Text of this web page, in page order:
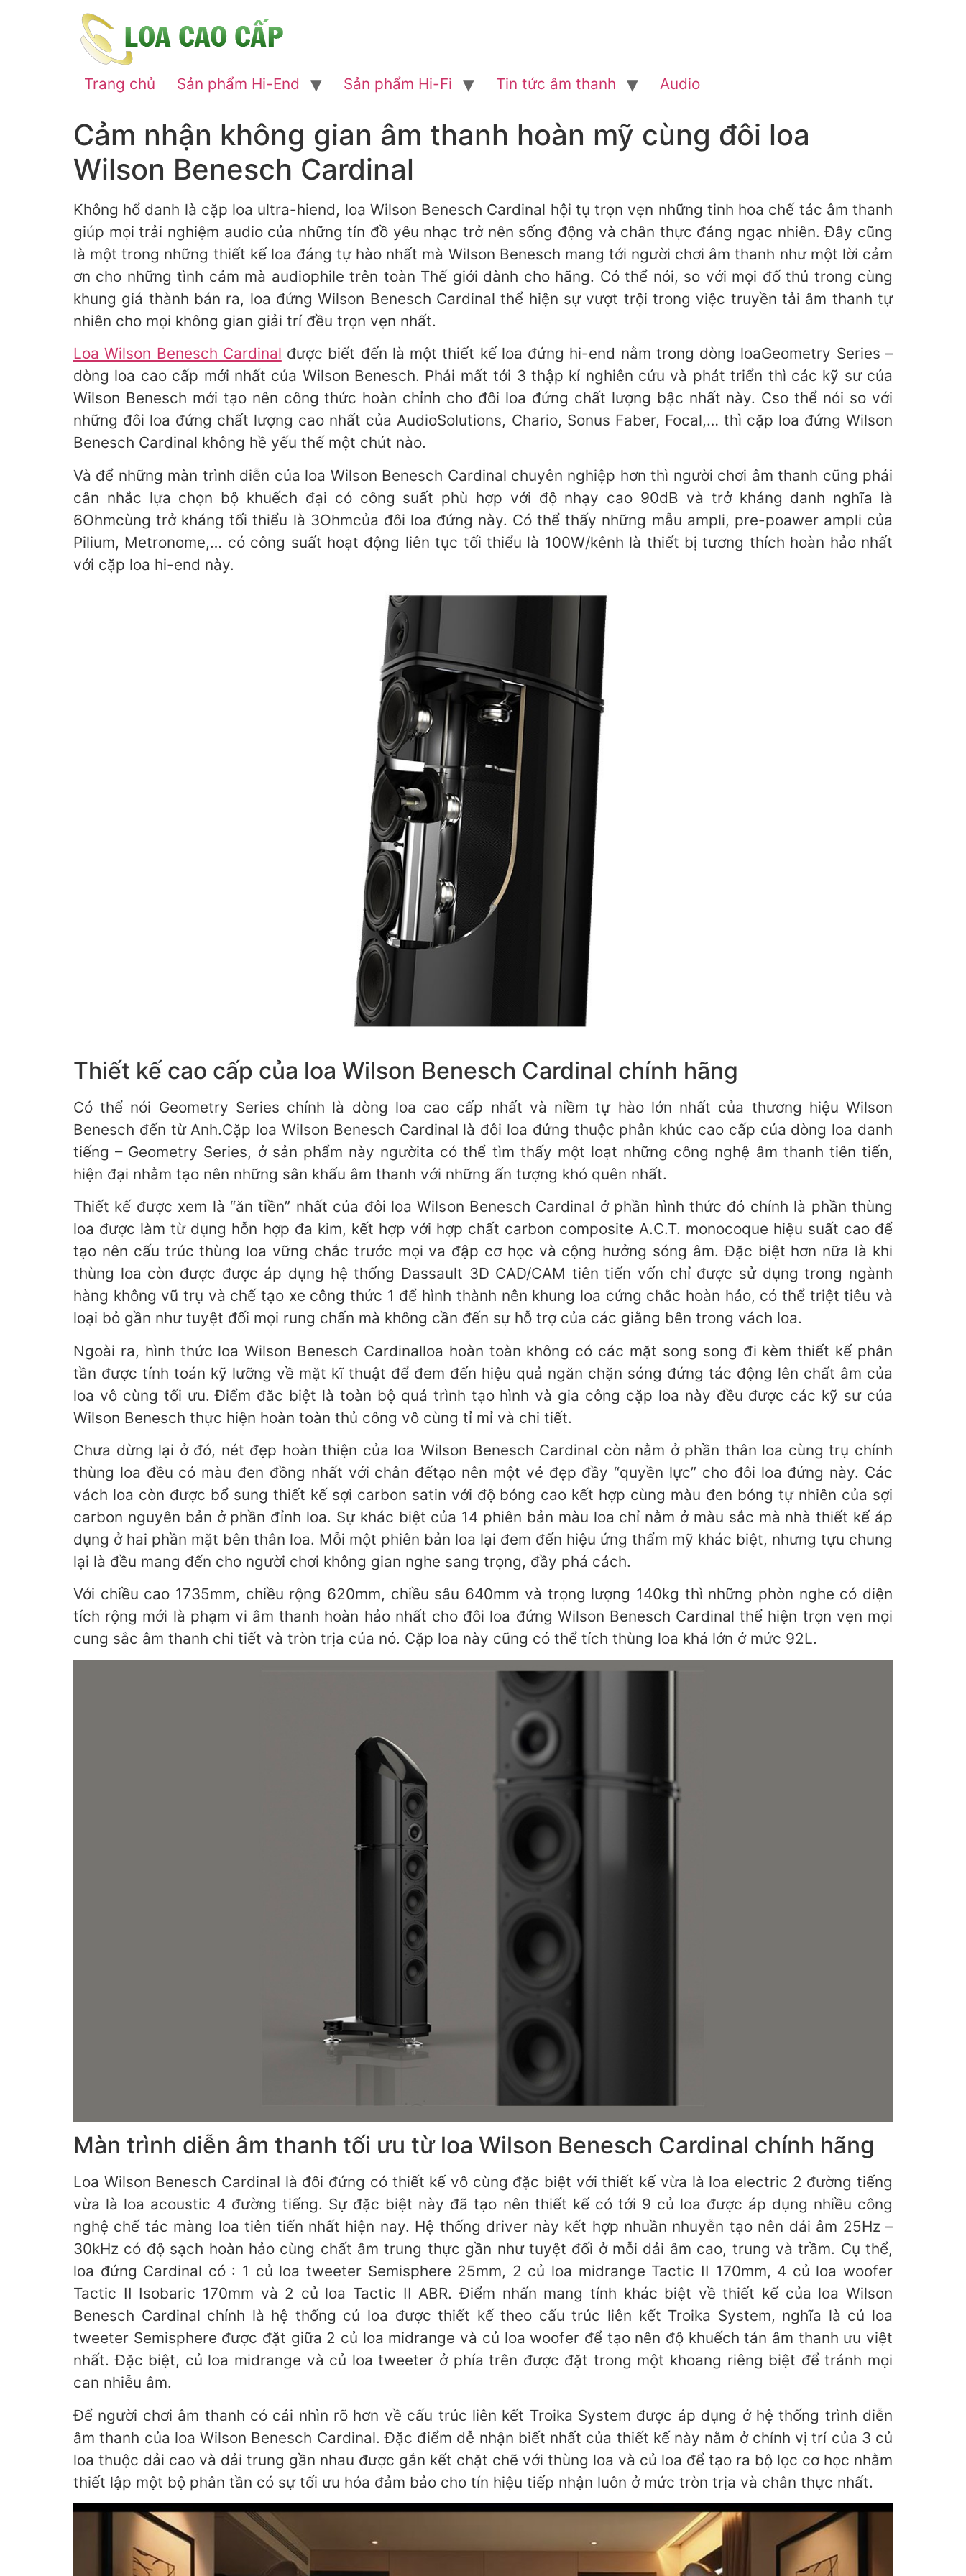
Trang chủ Sản phẩm Hi-End Sản phẩm Hi-Fi Tin tức âm thanh Audio
Cảm nhận không gian âm thanh hoàn mỹ cùng đôi loa
Wilson Benesch Cardinal
Không hổ danh là cặp loa ultra-hiend, loa Wilson Benesch Cardinal hội tụ trọn vẹn những tinh hoa chế tác âm thanh
giúp mọi trải nghiệm audio của những tín đồ yêu nhạc trở nên sống động và chân thực đáng ngạc nhiên. Đây cũng
là một trong những thiết kế loa đáng tự hào nhất mà Wilson Benesch mang tới người chơi âm thanh như một lời cảm
ơn cho những tình cảm mà audiophile trên toàn Thế giới dành cho hãng. Có thể nói, so với mọi đố thủ trong cùng
khung giá thành bán ra, loa đứng Wilson Benesch Cardinal thể hiện sự vượt trội trong việc truyền tải âm thanh tự
nhiên cho mọi không gian giải trí đều trọn vẹn nhất.
Loa Wilson Benesch Cardinal được biết đến là một thiết kế loa đứng hi-end nằm trong dòng loaGeometry Series –
dòng loa cao cấp mới nhất của Wilson Benesch. Phải mất tới 3 thập kỉ nghiên cứu và phát triển thì các kỹ sư của
Wilson Benesch mới tạo nên công thức hoàn chỉnh cho đôi loa đứng chất lượng bậc nhất này. Cso thể nói so với
những đôi loa đứng chất lượng cao nhất của AudioSolutions, Chario, Sonus Faber, Focal,… thì cặp loa đứng Wilson
Benesch Cardinal không hề yếu thế một chút nào.
Và để những màn trình diễn của loa Wilson Benesch Cardinal chuyên nghiệp hơn thì người chơi âm thanh cũng phải
cân nhắc lựa chọn bộ khuếch đại có công suất phù hợp với độ nhạy cao 90dB và trở kháng danh nghĩa là
6Ohmcùng trở kháng tối thiểu là 3Ohmcủa đôi loa đứng này. Có thể thấy những mẫu ampli, pre-poawer ampli của
Pilium, Metronome,… có công suất hoạt động liên tục tối thiểu là 100W/kênh là thiết bị tương thích hoàn hảo nhất
với cặp loa hi-end này.
Thiết kế cao cấp của loa Wilson Benesch Cardinal chính hãng
Có thể nói Geometry Series chính là dòng loa cao cấp nhất và niềm tự hào lớn nhất của thương hiệu Wilson
Benesch đến từ Anh.Cặp loa Wilson Benesch Cardinal là đôi loa đứng thuộc phân khúc cao cấp của dòng loa danh
tiếng – Geometry Series, ở sản phẩm này ngườita có thể tìm thấy một loạt những công nghệ âm thanh tiên tiến,
hiện đại nhằm tạo nên những sân khấu âm thanh với những ấn tượng khó quên nhất.
Thiết kế được xem là “ăn tiền” nhất của đôi loa Wilson Benesch Cardinal ở phần hình thức đó chính là phần thùng
loa được làm từ dụng hỗn hợp đa kim, kết hợp với hợp chất carbon composite A.C.T. monocoque hiệu suất cao để
tạo nên cấu trúc thùng loa vững chắc trước mọi va đập cơ học và cộng hưởng sóng âm. Đặc biệt hơn nữa là khi
thùng loa còn được được áp dụng hệ thống Dassault 3D CAD/CAM tiên tiến vốn chỉ được sử dụng trong ngành
hàng không vũ trụ và chế tạo xe công thức 1 để hình thành nên khung loa cứng chắc hoàn hảo, có thể triệt tiêu và
loại bỏ gần như tuyệt đối mọi rung chấn mà không cần đến sự hỗ trợ của các giằng bên trong vách loa.
Ngoài ra, hình thức loa Wilson Benesch Cardinalloa hoàn toàn không có các mặt song song đi kèm thiết kế phân
tần được tính toán kỹ lưỡng về mặt kĩ thuật để đem đến hiệu quả ngăn chặn sóng đứng tác động lên chất âm của
loa vô cùng tối ưu. Điểm đăc biệt là toàn bộ quá trình tạo hình và gia công cặp loa này đều được các kỹ sư của
Wilson Benesch thực hiện hoàn toàn thủ công vô cùng tỉ mỉ và chi tiết.
Chưa dừng lại ở đó, nét đẹp hoàn thiện của loa Wilson Benesch Cardinal còn nằm ở phần thân loa cùng trụ chính
thùng loa đều có màu đen đồng nhất với chân đếtạo nên một vẻ đẹp đầy “quyền lực” cho đôi loa đứng này. Các
vách loa còn được bổ sung thiết kế sợi carbon satin với độ bóng cao kết hợp cùng màu đen bóng tự nhiên của sợi
carbon nguyên bản ở phần đỉnh loa. Sự khác biệt của 14 phiên bản màu loa chỉ nằm ở màu sắc mà nhà thiết kế áp
dụng ở hai phần mặt bên thân loa. Mỗi một phiên bản loa lại đem đến hiệu ứng thẩm mỹ khác biệt, nhưng tựu chung
lại là đều mang đến cho người chơi không gian nghe sang trọng, đầy phá cách.
Với chiều cao 1735mm, chiều rộng 620mm, chiều sâu 640mm và trọng lượng 140kg thì những phòn nghe có diện
tích rộng mới là phạm vi âm thanh hoàn hảo nhất cho đôi loa đứng Wilson Benesch Cardinal thể hiện trọn vẹn mọi
cung sắc âm thanh chi tiết và tròn trịa của nó. Cặp loa này cũng có thể tích thùng loa khá lớn ở mức 92L.
Màn trình diễn âm thanh tối ưu từ loa Wilson Benesch Cardinal chính hãng
Loa Wilson Benesch Cardinal là đôi đứng có thiết kế vô cùng đặc biệt với thiết kế vừa là loa electric 2 đường tiếng
vừa là loa acoustic 4 đường tiếng. Sự đặc biệt này đã tạo nên thiết kế có tới 9 củ loa được áp dụng nhiều công
nghệ chế tác màng loa tiên tiến nhất hiện nay. Hệ thống driver này kết hợp nhuần nhuyễn tạo nên dải âm 25Hz –
30kHz có độ sạch hoàn hảo cùng chất âm trung thực gần như tuyệt đối ở mỗi dải âm cao, trung và trầm. Cụ thể,
loa đứng Cardinal có : 1 củ loa tweeter Semisphere 25mm, 2 củ loa midrange Tactic II 170mm, 4 củ loa woofer
Tactic II Isobaric 170mm và 2 củ loa Tactic II ABR. Điểm nhấn mang tính khác biệt về thiết kế của loa Wilson
Benesch Cardinal chính là hệ thống củ loa được thiết kế theo cấu trúc liên kết Troika System, nghĩa là củ loa
tweeter Semisphere được đặt giữa 2 củ loa midrange và củ loa woofer để tạo nên độ khuếch tán âm thanh ưu việt
nhất. Đặc biệt, củ loa midrange và củ loa tweeter ở phía trên được đặt trong một khoang riêng biệt để tránh mọi
can nhiễu âm.
Để người chơi âm thanh có cái nhìn rõ hơn về cấu trúc liên kết Troika System được áp dụng ở hệ thống trình diễn
âm thanh của loa Wilson Benesch Cardinal. Đặc điểm dễ nhận biết nhất của thiết kế này nằm ở chính vị trí của 3 củ
loa thuộc dải cao và dải trung gần nhau được gắn kết chặt chẽ với thùng loa và củ loa để tạo ra bộ lọc cơ học nhằm
thiết lập một bộ phân tần có sự tối ưu hóa đảm bảo cho tín hiệu tiếp nhận luôn ở mức tròn trịa và chân thực nhất.